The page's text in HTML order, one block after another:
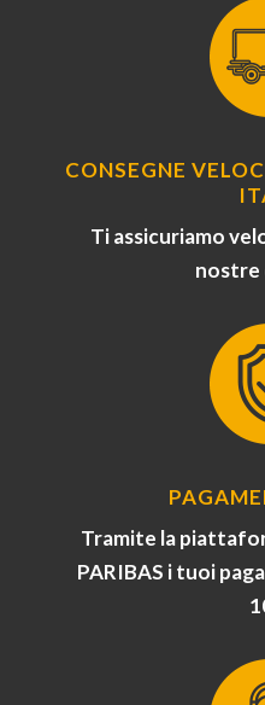
CONSEGNE
Ti assicuriamo
nostre
Tramite la
PARIBAS i tuoi